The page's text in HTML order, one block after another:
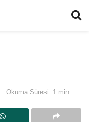
Okuma Süresi: 1 min